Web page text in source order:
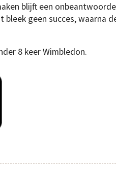
blijft een
geen succes, waarna
8 keer Wimbledon.